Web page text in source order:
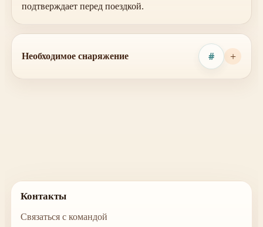
подтверждает перед поездкой.
Необходимое снаряжение #
Контакты
Связаться с командой